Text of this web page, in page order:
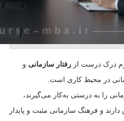
درک درست از رفتار سازمانی و
در محیط کاری است.
را به درستی به‌کار می‌گیرند،
دارند و فرهنگ سازمانی مثبت و پایدار